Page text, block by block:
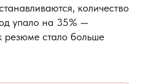
количество
упало на 35% —
резюме стало больше